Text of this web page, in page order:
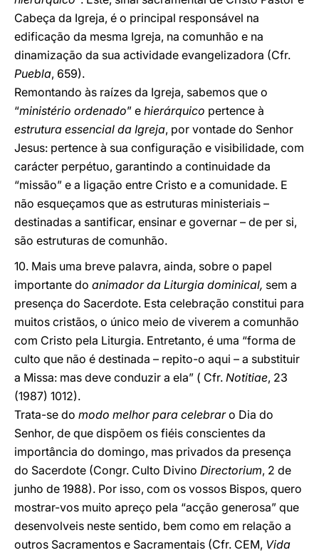
Cabeça da Igreja, é o principal responsável na
edificação da mesma Igreja, na comunhão e na
dinamização da sua actividade evangelizadora (Cfr.
Puebla, 659).
Remontando às raízes da Igreja, sabemos que o
“ministério ordenado” e hierárquico pertence à
estrutura essencial da Igreja, por vontade do Senhor
Jesus: pertence à sua configuração e visibilidade, com
carácter perpétuo, garantindo a continuidade da
“missão” e a ligação entre Cristo e a comunidade. E
não esqueçamos que as estruturas ministeriais –
destinadas a santificar, ensinar e governar – de per si,
são estruturas de comunhão.
10. Mais uma breve palavra, ainda, sobre o papel
importante do animador da Liturgia dominical, sem a
presença do Sacerdote. Esta celebração constitui para
muitos cristãos, o único meio de viverem a comunhão
com Cristo pela Liturgia. Entretanto, é uma “forma de
culto que não é destinada – repito-o aqui – a substituir
a Missa: mas deve conduzir a ela” ( Cfr. Notitiae, 23
(1987) 1012).
Trata-se do modo melhor para celebraro Dia do
Senhor, de que dispõem os fiéis conscientes da
importância do domingo, mas privados da presença
do Sacerdote (Congr. Culto Divino Directorium, 2 de
junho de 1988). Por isso, com os vossos Bispos, quero
mostrar-vos muito apreço pela “acção generosa” que
desenvolveis neste sentido, bem como em relação a
outros Sacramentos e Sacramentais (Cfr. CEM, Vida